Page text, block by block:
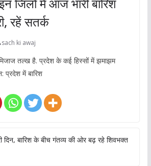
रहें सतर्क
sach ki awaj
तल्ख है. प्रदेश के कई हिस्सों में झमाझम
प्रदेश में बारिश
दिन, बारिश के बीच गंतव्य की ओर बढ़ रहे शिवभक्त